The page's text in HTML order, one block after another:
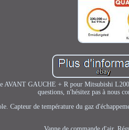
AVANT GAUCHE + R pour Mitsubishi
questions, n'hésitez pas à nous
Capteur de température du gaz